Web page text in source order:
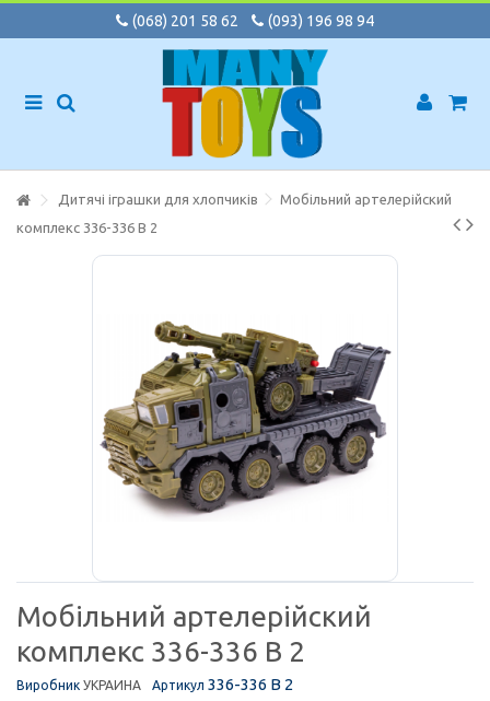
(068) 201 58 62 (093) 196 98 94
Дитячі іграшки для хлопчиків
Мобільний артелерійский
комплекс 336-336 B 2
Мобільний артелерійский
комплекс 336-336 B 2
Виробник УКРАИНА Артикул 336-336 B 2